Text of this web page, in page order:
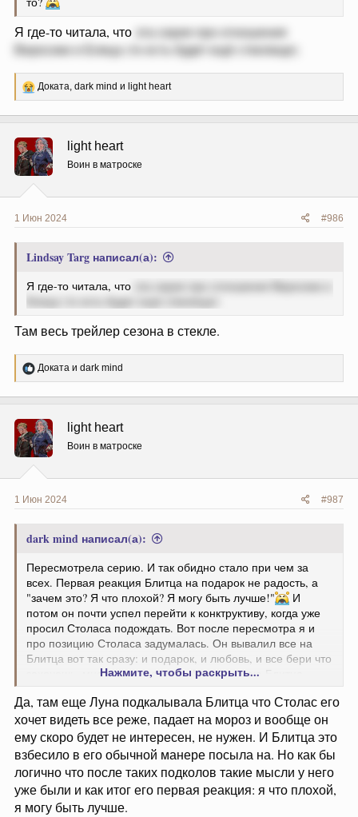
Я где-то читала, что эта серия про отношения
Веросики и Блица (то есть будет ещё стеклище)
Р
е
ц
и
и
:
Доката, dark mind и light heart
light heart
Воин в матроске
1 Июн 2024 #986
Lindsay Targ написал(а):
Я где-то читала, что
эта серия про отношения Веросики и
Блица (то есть будет ещё стеклище)
Там весь трейлер сезона в стекле.
Р
е
ц
и
и
:
Доката и dark mind
light heart
Воин в матроске
1 Июн 2024 #987
dark mind написал(а):
Пересмотрела серию. И так обидно стало при чем за
всех. Первая реакция Блитца на подарок не радость, а
"зачем это? Я что плохой? Я могу быть лучше!"
И
потом он почти успел перейти к конктруктиву, когда уже
просил Столаса подождать. Вот после пересмотра я и
про позицию Столаса задумалась. Он вывалил все на
Блитца вот так сразу: и подарок, и любовь, и все бери что
захочешь, мне ничего не надо. И я понимаю Блитца,
уровне отношений вдруг подарят квартиру, миллион
долларов и скажут "люблю не могу, только оставайся", то
это ж кринж. Отказать - вроде некрасиво, а принять - ты ж
чувствуешь себя по гроб обязанным, да и за что все это
Нажмите, чтобы раскрыть...
Да, там еще Луна подкалывала Блитца что Столас его
хочет видеть все реже, падает на мороз и вообще он
ему скоро будет не интересен, не нужен. И Блитца это
взбесило в его обычной манере посыла на. Но как бы
логично что после таких подколов такие мысли у него
уже были и как итог его первая реакция: я что плохой,
я могу быть лучше.